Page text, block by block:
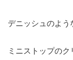
デニッシュのよう
ミニストップの